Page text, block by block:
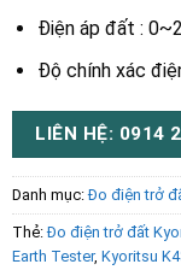
Điện áp đất :
Độ chính xác
LIÊN HỆ: 0914
Danh mục:Đo điện trở
Thẻ:Đo điện trở đất
Earth Tester, Kyoritsu